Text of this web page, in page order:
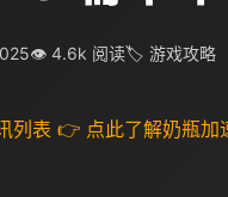
👁 4.6k 阅读🏷 游戏攻略
列表 👉 点此了解奶瓶加